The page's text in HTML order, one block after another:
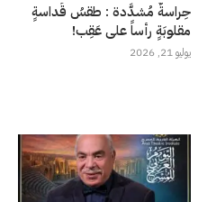
حِراسةٌ مُشدَّدة : طقسُ قَداسةٍ
مقلوبَةٍ رأساً على عَقِب!
يوليو 21, 2026